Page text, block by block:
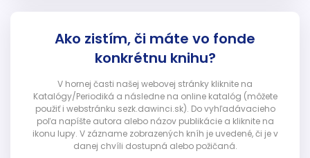
Ako zistím, či máte vo fonde
konkrétnu knihu?
V hornej časti našej webovej stránky kliknite na
Katalógy/Periodiká a následne na online katalóg (môžete
použiť i webstránku sezk.dawinci.sk). Do vyhľadávacieho
poľa napíšte autora alebo názov publikácie a kliknite na
ikonu lupy. V zázname zobrazených kníh je uvedené, či je v
danej chvíli dostupná alebo požičaná.